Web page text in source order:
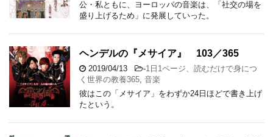
公・私ともに、ヨーロッパの音楽は、「社交の場を
盛り上げるため」に発展していった。
ヘンデルの『メサイア』 103／365
2019/04/13 -1日1ページ、読むだけで身につ
く世界の教養365 音楽
彼はこの「メサイア」をわずか24日ほどで書き上げ
たという。